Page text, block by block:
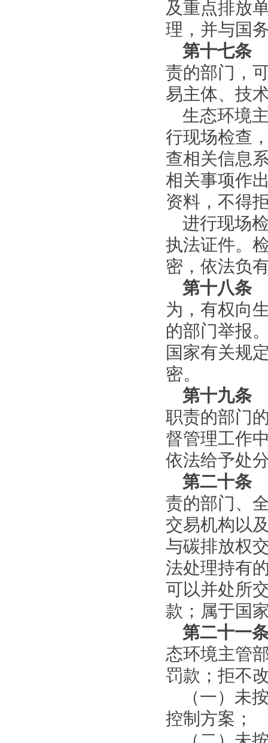
及重点排放
理，并与国
第十七条
责的部门，
易主体、技
生态环境
行现场检查
查相关信息
相关事项作
资料，不得
进行现场
执法证件。
密，依法负
第十八条
为，有权向
的部门举报
国家有关规
密。
第十九条
职责的部门
督管理工作
依法给予处
第二十条
责的部门、
交易机构以
与碳排放权
法处理持有
可以并处所
款；属于国
第二十一
态环境主管
罚款；拒不
（一）未
控制方案；